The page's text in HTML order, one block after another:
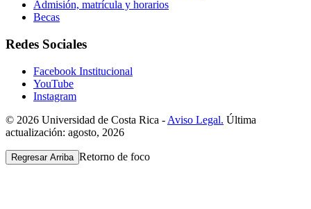
Admisión, matrícula y horarios
Becas
Redes Sociales
Facebook Institucional
YouTube
Instagram
© 2026 Universidad de Costa Rica - Aviso Legal. Última
actualización: agosto, 2026
Regresar Arriba Retorno de foco